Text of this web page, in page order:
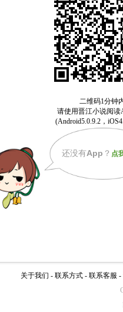
还没有App ？ 点
关于我们 - 联系方式 - 联系客服 -